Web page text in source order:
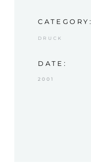
CATEGORY:
DRUCK
DATE:
2001